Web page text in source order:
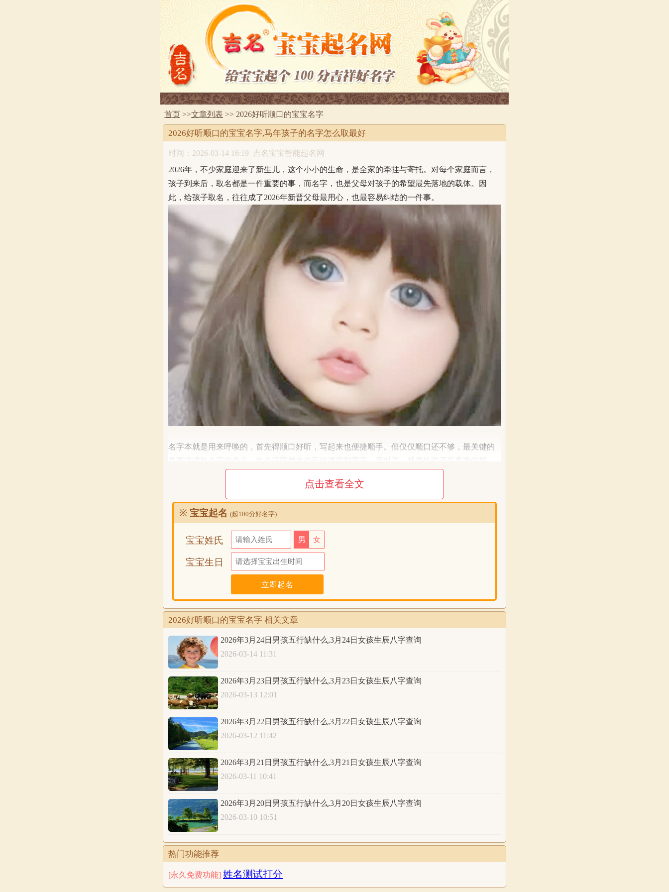
首页 >>文章列表 >> 2026好听顺口的宝宝名字
2026好听顺口的宝宝名字,马年孩子的名字怎么取最好
时间：2026-03-14 16:19 吉名宝宝智能起名网
2026年，不少家庭迎来了新生儿，这个小小的生命，是全家的牵挂与寄托。对每个家庭而言，
孩子到来后，取名都是一件重要的事，而名字，也是父母对孩子的希望最先落地的载体。因
此，给孩子取名，往往成了2026年新晋父母最用心，也最容易纠结的一件事。
名字本就是用来呼唤的，首先得顺口好听，写起来也便捷顺手。但仅仅顺口还不够，最关键的
反复比划琢磨，说到底，就是怕选的名字不够好，配不上自己捧在手心的宝贝。
2026好听顺口的宝宝名字：
佑翊 炎逍 训佑 源普
津拓 闻译 凯首 硕仔
杭左 辰忆 亦博 城欧
恩临 任时 皓伽 其旗
译森 逍豪 淼帆 棋豪
左超 汇清 泽释 欧其
翰佐 宗辉 晨默 硕任
修书 译仔 炎浩 展维
旗涵 蓓艺 妍旎 紫浅
茉欣 莜含 蔓衣 琼诗
祯旎 婧彩 仙姗 轲瑛
晗岚 彩希 慕珏 梦慕
钰晗 珏莹 桐可 遥音
尹若 晴芝 衣梦 芹晴
婧桐 轲柔 瑜莎 欣姝
轲音 子芸 莲朵 语莲
马年孩子的名字怎么取最好：
廷维 润诚 翊韶
天修 纯翊 亦宁
伽学 临左 航洲
归阳 铭珲 森宇
点击查看全文
※ 宝宝起名 (起100分好名字)
宝宝姓氏 男 女
宝宝生日
2026好听顺口的宝宝名字 相关文章
2026年3月24日男孩五行缺什么,3月24日女孩生辰八字查询
2026-03-14 11:31
2026年3月23日男孩五行缺什么,3月23日女孩生辰八字查询
2026-03-13 12:01
2026年3月22日男孩五行缺什么,3月22日女孩生辰八字查询
2026-03-12 11:42
2026年3月21日男孩五行缺什么,3月21日女孩生辰八字查询
2026-03-11 10:41
2026年3月20日男孩五行缺什么,3月20日女孩生辰八字查询
2026-03-10 10:51
热门功能推荐
[永久免费功能] 姓名测试打分